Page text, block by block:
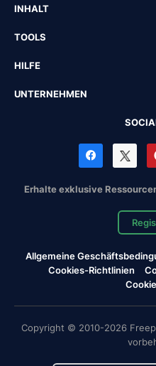
INHALT
TOOLS
HILFE
UNTERNEHMEN
Erhalte exklusive
Allgemeine
Cookies-Richtlinien
Copyright © 2010-2026